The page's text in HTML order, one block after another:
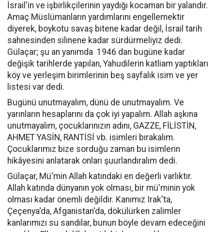
İsrail'in ve işbirlikçilerinin yaydığı kocaman bir yalandır.
Amaç Müslümanların yardımlarını engellemektir
diyerek, boykotu savaş bitene kadar değil, İsrail tarih
sahnesinden silinene kadar sürdürmeliyiz dedi.
Gülaçar; şu an yanımda 1946 dan bugüne kadar
değişik tarihlerde yapılan, Yahudilerin katliam yaptıkları
köy ve yerleşim birimlerinin beş sayfalık isim ve yer
listesi var dedi.
Bugünü unutmayalım, dünü de unutmayalım. Ve
yarınların hesaplarını da çok iyi yapalım. Allah aşkına
unutmayalım, çocuklarınızın adını, GAZZE, FİLİSTİN,
AHMET YASİN, RANTİSİ vb. isimleri bırakalım.
Çocuklarımız bize sorduğu zaman bu isimlerin
hikâyesini anlatarak onları şuurlandıralım dedi.
Gülaçar, Mü'min Allah katındaki en değerli varlıktır.
Allah katında dünyanın yok olması, bir mü'minin yok
olması kadar önemli değildir. Kanımız Irak'ta,
Çeçenya'da, Afganistan'da, dökülürken zalimler
kanlarımızı su sandılar, bunun böyle devam edeceğini